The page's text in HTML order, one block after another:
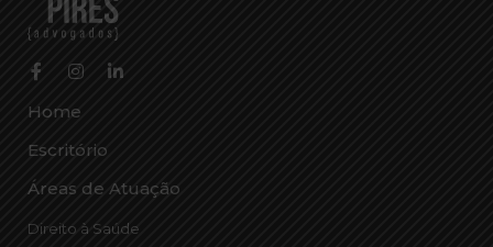
Home
Escritório
Áreas de Atuação
Direito à Saúde